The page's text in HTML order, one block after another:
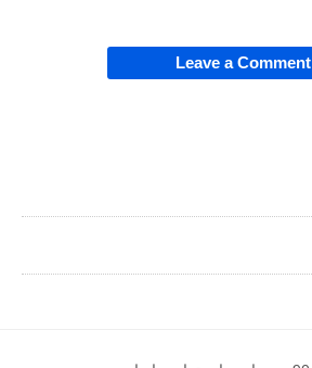
Leave a Comment